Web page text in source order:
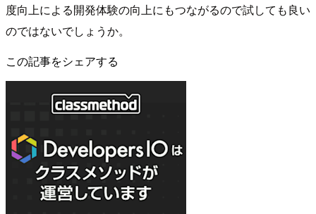
度向上による開発体験の向上にもつながるので試しても良い
のではないでしょうか。
この記事をシェアする